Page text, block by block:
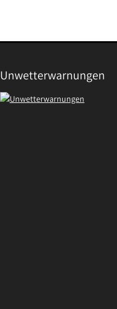
Unwetterwarnungen